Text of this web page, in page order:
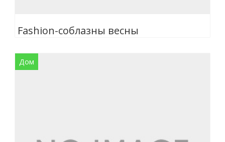
Fashion-соблазны весны
Дом